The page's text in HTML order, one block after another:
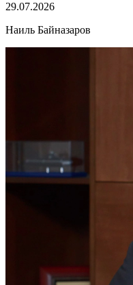
29.07.2026
Наиль Байназаров